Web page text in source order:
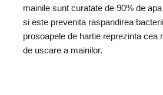
mainile sunt curatate de 90% de
si este prevenita raspandirea
prosoapele de hartie reprezinta cea
de uscare a mainilor.